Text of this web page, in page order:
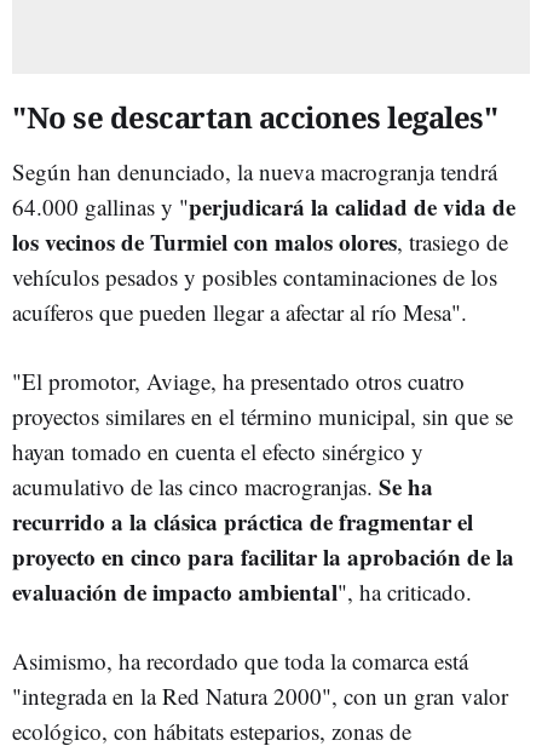
"No se descartan acciones legales"
Según han denunciado, la nueva macrogranja tendrá
64.000 gallinas y "perjudicará la calidad de vida de
los vecinos de Turmiel con malos olores, trasiego de
vehículos pesados y posibles contaminaciones de los
acuíferos que pueden llegar a afectar al río Mesa".
"El promotor, Aviage, ha presentado otros cuatro
proyectos similares en el término municipal, sin que se
hayan tomado en cuenta el efecto sinérgico y
acumulativo de las cinco macrogranjas. Se ha
recurrido a la clásica práctica de fragmentar el
proyecto en cinco para facilitar la aprobación de la
evaluación de impacto ambiental", ha criticado.
Asimismo, ha recordado que toda la comarca está
"integrada en la Red Natura 2000", con un gran valor
ecológico, con hábitats esteparios, zonas de